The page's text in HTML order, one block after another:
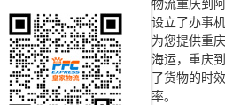
运营，进一步提高皇家物流重庆到
争力，公司在重庆专门设立了办事
作人员与您及时沟通，为您提供重
重庆到阿尔巴尼亚国际海运，重庆
延伸服务，极大的保障了货物的时
间，提高了物流运输效率。